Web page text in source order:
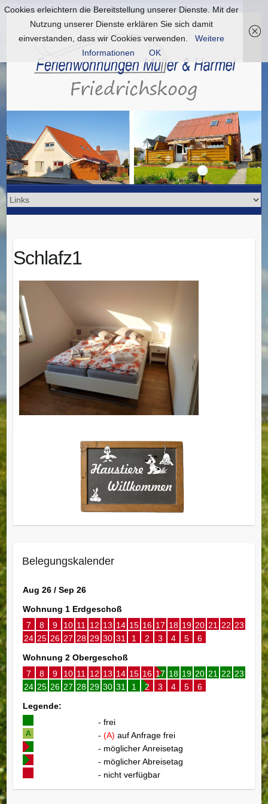
Schlafz1
Belegungskalender
Aug 26 / Sep 26
Wohnung 1 Erdgeschoß
7
8 9 10 11 12 13 14 15 16 17 18 19 20 21 22 23
24 25 26 27 28 29 30 31 1 2 3 4 5
6
Wohnung 2 Obergeschoß
7
8 9 10 11 12 13 14 15 16 17 18 19 20 21 22 23
24 25 26 27 28 29 30 31 1 2 3 4 5
6
Legende:
- frei
-(A) auf Anfrage frei
- möglicher Anreisetag
- möglicher Abreisetag
- nicht verfügbar
Cookies erleichtern die Bereitstellung unserer Dienste. Mit der
Nutzung unserer Dienste erklären Sie sich damit
einverstanden, dass wir Cookies verwenden.
Weitere
Informationen
OK